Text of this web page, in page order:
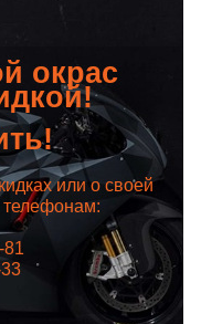
окрас
или о своей
телефонам:
81